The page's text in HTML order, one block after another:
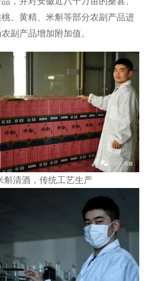
、黄精、米斛等部分农副产品进
副产品增加附加值。
斛清酒，传统工艺生产